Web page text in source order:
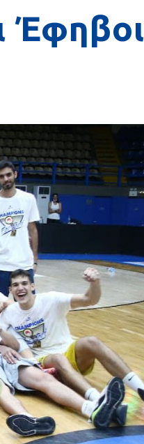
Έφηβοι